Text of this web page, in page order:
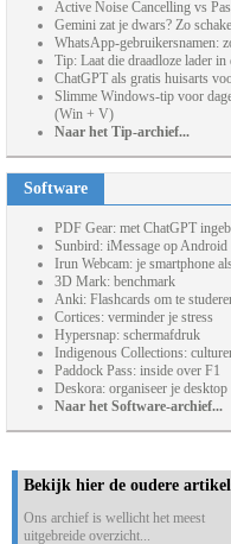
Active Noise Cancelling vs
Gemini zat je dwars? Zo
WhatsApp-gebruikersnamen:
Tip: Laat die draadloze lader
ChatGPT als gratis huisarts
Slimme Windows-tip voor
(Win + V)
Naar het Tip-archief...
Software
PDF Gear: met ChatGPT
Sunbird: iMessage op Android
Irun Webcam: je smartphone
3D Mark: benchmark
Anki: Flashcards om te
Cortices: verminder je stress
Hypersnap: schermafdruk
Indigenous Collections:
Paddock Pass: inside over F1
Deskora: organiseer je desktop
Naar het Software-archief...
Bekijk hier de oudere
Ons archief is wellicht het meest
uitgebreide overzicht...